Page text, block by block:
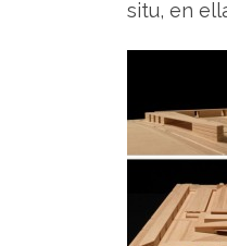
situ, en